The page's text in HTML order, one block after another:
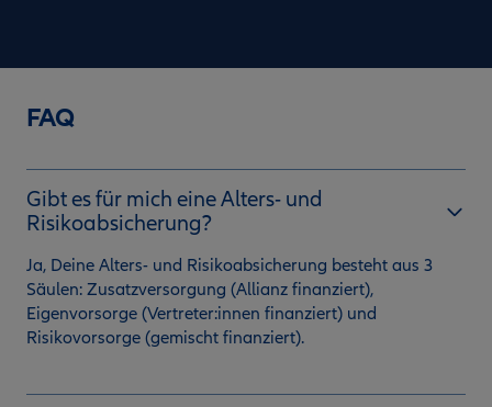
FAQ
Gibt es für mich eine Alters- und
Risikoabsicherung?
Ja, Deine Alters- und Risikoabsicherung besteht aus 3
Säulen: Zusatzversorgung (Allianz finanziert),
Eigenvorsorge (Vertreter:innen finanziert) und
Risikovorsorge (gemischt finanziert).